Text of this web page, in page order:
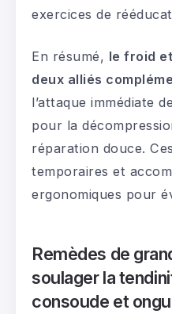
exercices de
En résumé, le froid
deux alliés
l’attaque immédiate
pour la
réparation douce.
temporaires et
ergonomiques pour
Remèdes de
soulager la
consoude et